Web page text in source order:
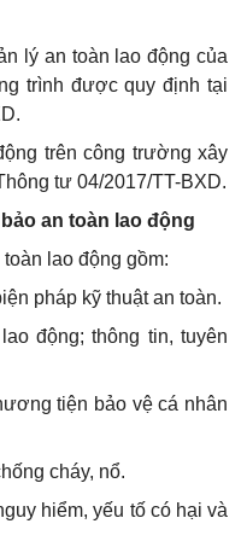
lý an toàn lao động của
trình được quy định tại
trên công trường xây
tư 04/2017/TT-BXD.
an toàn lao động
lao động gồm:
pháp kỹ thuật an toàn.
động; thông tin, tuyên
tiện bảo vệ cá nhân
cháy, nổ.
hiểm, yếu tố có hại và